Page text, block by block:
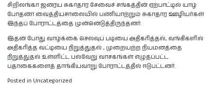
சிறிலங்கா ஜனரய சுகாதார சேவைச் சங்கத்தின் ஏற்பாட்டில் யாழ்
போதனா வைத்தியசாலையில் பணியாற்றும் சுகாதார ஊழியர்கள்
இந்தப் போராட்டத்தை முன்னெடுத்திருந்தனர்.
இதன் போது வாழ்க்கை செலவுப் படியை அதிகரித்தல், வங்கிகளில்
அதிகரித்த வட்டியை நிறுத்துதல் , முறையற்ற நியமனத்தை
நிறுத்துதல் உள்ளிட்ட பல்வேறு வாசகங்கள் எழுதப்பட்ட
பதாகைகளைத் தாங்கியவாறு போராட்டத்தில் ஈடுபட்டனர்.
Posted in Uncategorized